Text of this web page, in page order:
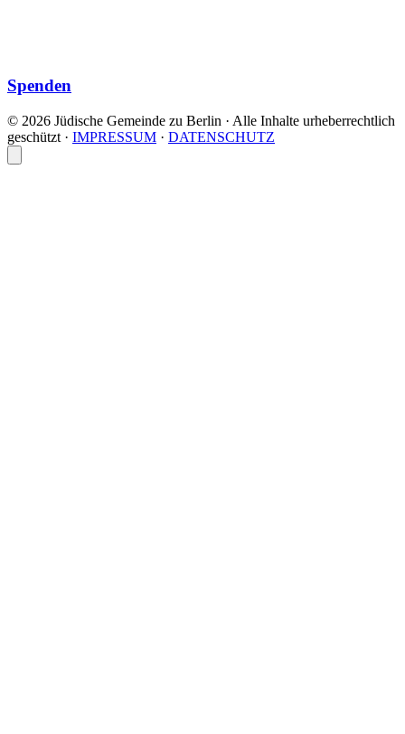
Spenden
© 2026 Jüdische Gemeinde zu Berlin · Alle Inhalte urheberrechtlich
geschützt · IMPRESSUM · DATENSCHUTZ